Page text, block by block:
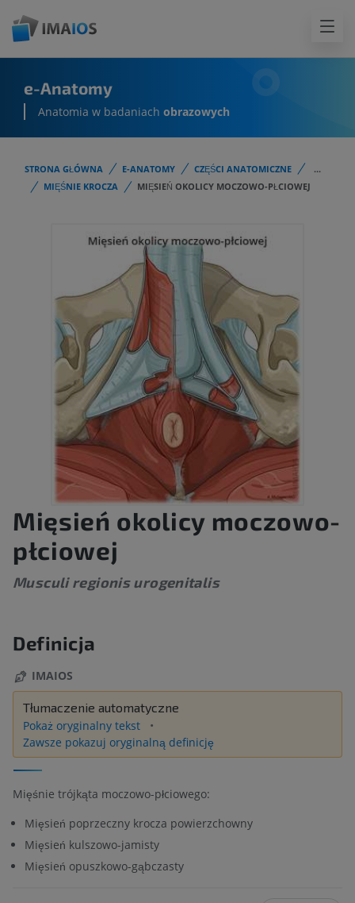
e-Anatomy
Anatomia w badaniach obrazowych
STRONA GŁÓWNA E-ANATOMY CZĘŚCI ANATOMICZNE
...
MIĘŚNIE KROCZA
MIĘSIEŃ OKOLICY MOCZOWO-PŁCIOWEJ
Mięsień okolicy moczowo-
płciowej
Musculi regionis urogenitalis
Definicja
IMAIOS
Tłumaczenie automatyczne
Pokaż oryginalny tekst
Zawsze pokazuj oryginalną definicję
Mięśnie trójkąta moczowo-płciowego:
Mięsień poprzeczny krocza powierzchowny
Mięsień kulszowo-jamisty
Mięsień opuszkowo-gąbczasty